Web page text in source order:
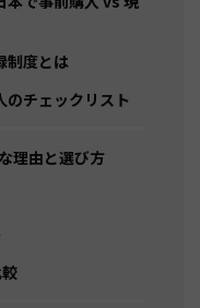
制度とは
のチェックリスト
理由と選び方